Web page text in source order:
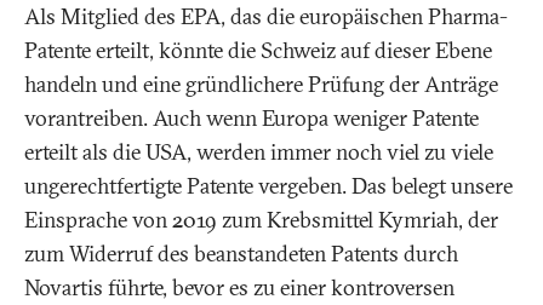
Als Mitglied des EPA, das die europäischen Pharma-
Patente erteilt, könnte die Schweiz auf dieser Ebene
handeln und eine gründlichere Prüfung der Anträge
vorantreiben. Auch wenn Europa weniger Patente
erteilt als die USA, werden immer noch viel zu viele
ungerechtfertigte Patente vergeben. Das belegt unsere
Einsprache von 2019 zum Krebsmittel Kymriah, der
zum Widerruf des beanstandeten Patents durch
Novartis führte, bevor es zu einer kontroversen